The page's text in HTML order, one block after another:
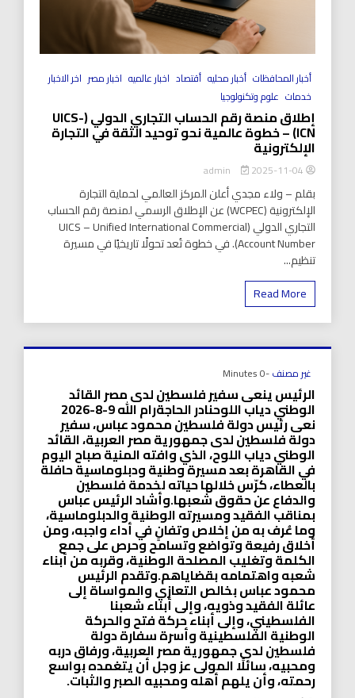
أخبار المحافظات أخبار محليه أقتصاد اخبار عالميه اخبار مصر اخر الاخبار
خدمات علوم وتكنولوجيا
إطلاق منصة رقم الحساب التجاري الدولي (UICS-
ICN) – خطوة عالمية نحو توحيد الثقة في التجارة
الإلكترونية
2025-11-04
بقلم – ولاء مجدي أعلن المركز العالمي لحماية التجارة
الإلكترونية (WCPEC) عن الإطلاق الرسمي لمنصة رقم الحساب
التجاري الدولي (UICS – Unified International Commercial
Account Number). في خطوة تُعد تحولًا تاريخيًا في مسيرة
تنظيم...
Read More
غير مصنف-0 Minutes
الرئيس ينعى سفير فلسطين لدى مصر القائد
الوطني دياب اللوحنادر الحاجةرام الله 9-8-2026
نعى رئيس دولة فلسطين محمود عباس، سفير
دولة فلسطين لدى جمهورية مصر العربية، القائد
الوطني دياب اللوح، الذي وافته المنية صباح اليوم
في القاهرة بعد مسيرة وطنية ودبلوماسية حافلة
بالعطاء، كرّس خلالها حياته لخدمة فلسطين
والدفاع عن حقوق شعبها.وأشاد الرئيس عباس
بمناقب الفقيد ومسيرته الوطنية والدبلوماسية،
وما عُرف به من إخلاص وتفانٍ في أداء واجبه، ومن
أخلاق رفيعة وتواضع وتسامح وحرص على جمع
الكلمة وتغليب المصلحة الوطنية، وقربه من أبناء
شعبه واهتمامه بقضاياهم.وتقدم الرئيس
محمود عباس بخالص التعازي والمواساة إلى
عائلة الفقيد وذويه، وإلى أبناء شعبنا
الفلسطيني، وإلى أبناء حركة فتح والحركة
الوطنية الفلسطينية وأسرة سفارة دولة
فلسطين لدى جمهورية مصر العربية، ورفاق دربه
ومحبيه، سائلًا المولى عز وجل أن يتغمده بواسع
رحمته، وأن يلهم أهله ومحبيه الصبر والثبات.